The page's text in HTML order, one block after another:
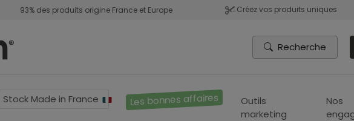
93% des produits origine France et Europe Créez vos produits uniques
Recherche
Stock Made in France Les bonnes affaires
Outils
marketing
Nos